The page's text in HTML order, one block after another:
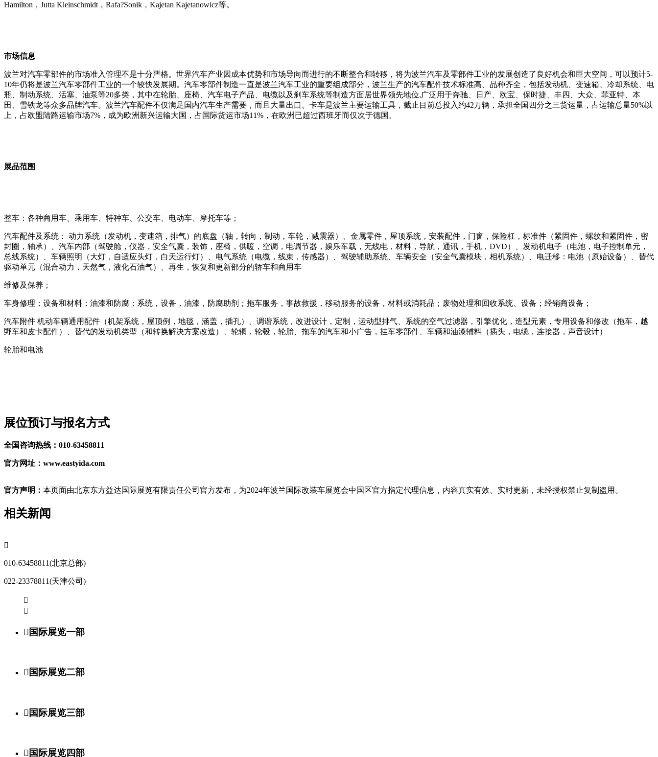
Hamilton ， Jutta Kleinschmidt， Rafa?Sonik ， Kajetan Kajetanowicz等。
市场信息
波兰对汽车零部件的市场准入管理不是十分严格。世界汽车产业因成本优势和市场导向而进行的不断整合和转移，将为波兰汽车及零部件工业的发展创造了良好机会和巨大空间，可以预计5-
10年仍将是波兰汽车零部件工业的一个较快发展期。汽车零部件制造一直是波兰汽车工业的重要组成部分，波兰生产的汽车配件技术标准高、品种齐全，包括发动机、变速箱、冷却系统、电
瓶、制动系统、活塞、油泵等20多类，其中在轮胎、座椅、汽车电子产品、电缆以及刹车系统等制造方面居世界领先地位,广泛用于奔驰、日产、欧宝、保时捷、丰四、大众、菲亚特、本
田、雪铁龙等众多品牌汽车。波兰汽车配件不仅满足国内汽车生产需要，而且大量出口。卡车是波兰主要运输工具，截止目前总投入约42万辆，承担全国四分之三货运量，占运输总量50%以
上，占欧盟陆路运输市场7%，成为欧洲新兴运输大国，占国际货运市场11%，在欧洲已超过西班牙而仅次于德国。
展品范围
整车：各种商用车、乘用车、特种车、公交车、电动车、摩托车等；
汽车配件及系统： 动力系统（发动机，变速箱，排气）的底盘（轴，转向，制动，车轮，减震器）、金属零件，屋顶系统，安装配件，门窗，保险杠，标准件（紧固件，螺纹和紧固件，密
封圈，轴承）、汽车内部（驾驶舱，仪器，安全气囊，装饰，座椅，供暖，空调，电调节器，娱乐车载，无线电，材料，导航，通讯，手机， DVD）、发动机电子（电池，电子控制单元，
总线系统）、车辆照明（大灯，自适应头灯，白天运行灯）、电气系统（电缆，线束，传感器）、驾驶辅助系统、车辆安全（安全气囊模块，相机系统）、电迁移：电池（原始设备）、替代
驱动单元（混合动力，天然气，液化石油气）、再生，恢复和更新部分的轿车和商用车
维修及保养；
车身修理；设备和材料；油漆和防腐；系统，设备，油漆，防腐助剂；拖车服务，事故救援，移动服务的设备，材料或消耗品；废物处理和回收系统、设备；经销商设备；
汽车附件 机动车辆通用配件（机架系统，屋顶例，地毯，涵盖，插孔）、调谐系统，改进设计，定制，运动型排气、系统的空气过滤器，引擎优化，造型元素，专用设备和修改（拖车，越
野车和皮卡配件）、替代的发动机类型（和转换解决方案改造）、轮辋，轮毂，轮胎、拖车的汽车和小广告，挂车零部件、车辆和油漆辅料（插头，电缆，连接器，声音设计）
轮胎和电池
展位预订与报名方式
全国咨询热线：010-63458811
官方网址：www.eastyida.com
官方声明： 本页面由北京东方益达国际展览有限责任公司官方发布，为2024年波兰国际改装车展览会中国区官方指定代理信息，内容真实有效、实时更新，未经授权禁止复制盗用。
相关新闻

010-63458811(北京总部)
022-23378811(天津公司)


国际展览一部
国际展览二部
国际展览三部
国际展览四部